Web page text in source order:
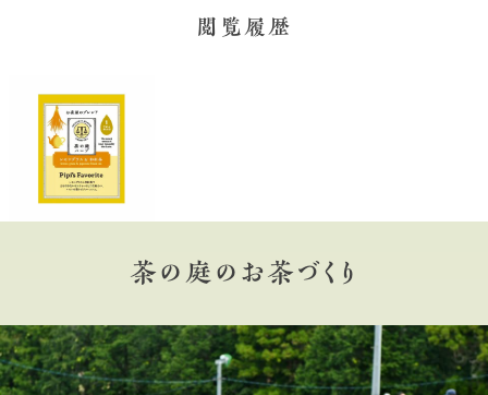
閲覧履歴
茶の庭のお茶づくり